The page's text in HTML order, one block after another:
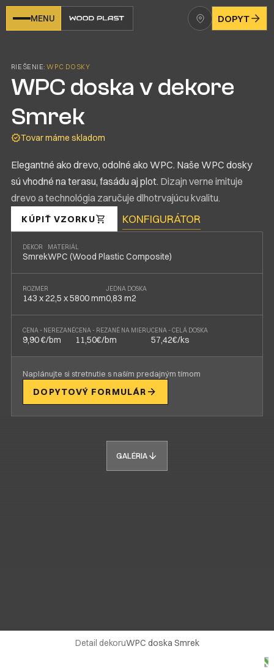
MENU DOPYT
RIEŠENIE:WPC DOSKY
WPC doska v dekore
Smrek
Tovar máme skladom
Elegantné ako drevo, odolné ako WPC. Naše WPC dosky
sú vhodné na terasu, fasádu aj plot. Dizajn verne imituje
drevo a technológia zaručuje dlhotrvajúcu kvalitu.
KÚPIŤ VZORKU KONFIGURÁTOR
DEKOR
Smrek
MATERIÁL
WPC (Wood Plastic Composite)
ROZMER
143 x 22,5 x 5800 mm
JEDNA DOSKA
0,83 m2
CENA - NEREZANÉ
9,90 €/bm
CENA - REZANÉ NA MIERU
11,50€/bm
CENA - CELÁ DOSKA
57,42€/ks
Naplánujte si stretnutie s naším predajným tímom
DOPYTOVÝ FORMULÁR
GALÉRIA
Detail dekoruWPC doska Smrek